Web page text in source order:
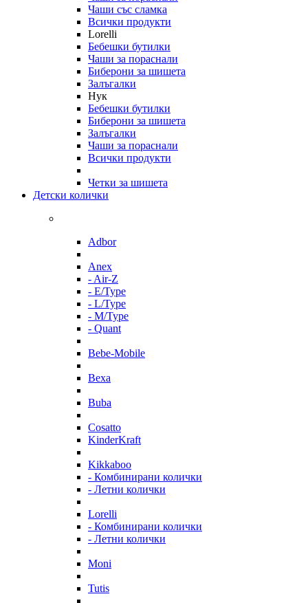
Чаши със сламка
Всички продукти
Lorelli
Бебешки бутилки
Чаши за пораснали
Биберони за шишета
Залъгалки
Нук
Бебешки бутилки
Биберони за шишета
Залъгалки
Чаши за пораснали
Всички продукти
Четки за шишета
Детски колички
Adbor
Anex
- Air-Z
- E/Type
- L/Type
- M/Type
- Quant
Bebe-Mobile
Bexa
Buba
Cosatto
KinderKraft
Kikkaboo
- Комбинирани колички
- Летни колички
Lorelli
- Комбинирани колички
- Летни колички
Moni
Tutis